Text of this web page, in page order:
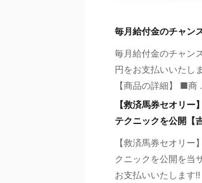
毎月給付金のチャン
毎月給付金のチャン
円をお支払いいたし
【商品の詳細】 ■商
【救済馬券セオリ
テクニックを公開【
【救済馬券セオリ
クニックを公開を当
お支払いいたします!!